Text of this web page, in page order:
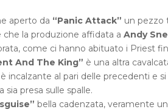
aperto da “Panic Attack” un pezzo
che la produzione affidata a Andy
come ci hanno abituato i Priest
And The King” è una altra
incalzante al pari delle precedenti e
sia presa sulle spalle.
bella cadenzata, veramente